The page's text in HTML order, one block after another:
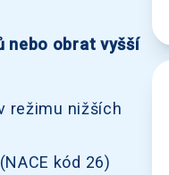
nebo obrat vyšší
režimu nižších
kód 26)